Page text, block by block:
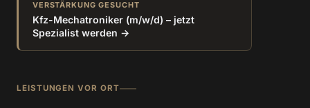
VERSTÄRKUNG GESUCHT
Kfz-Mechatroniker (m/w/d) – jetzt
Spezialist werden →
LEISTUNGEN VOR ORT